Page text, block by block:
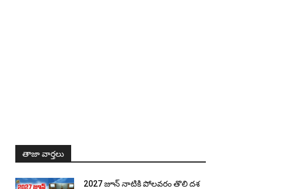
తాజా వార్తలు
2027 జూన్ నాటికి పోలవరం తొలి దశ